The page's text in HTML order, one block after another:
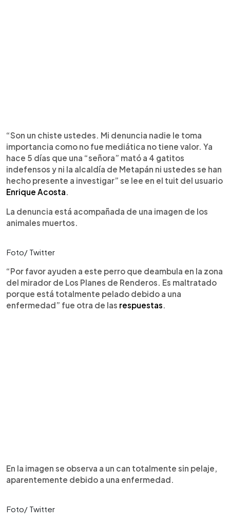
“Son un chiste ustedes. Mi denuncia nadie le toma
importancia como no fue mediática no tiene valor. Ya
hace 5 días que una “señora” mató a 4 gatitos
indefensos y ni la alcaldía de Metapán ni ustedes se han
hecho presente a investigar” se lee en el tuit del usuario
Enrique Acosta
La denuncia está acompañada de una imagen de los
animales muertos.
Foto/ Twitter
“Por favor ayuden a este perro que deambula en la zona
del mirador de Los Planes de Renderos. Es maltratado
porque está totalmente pelado debido a una
enfermedad” fue otra de las respuestas
En la imagen se observa a un can totalmente sin pelaje,
aparentemente debido a una enfermedad.
Foto/ Twitter